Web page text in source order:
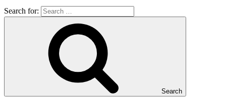
Search for:
Search